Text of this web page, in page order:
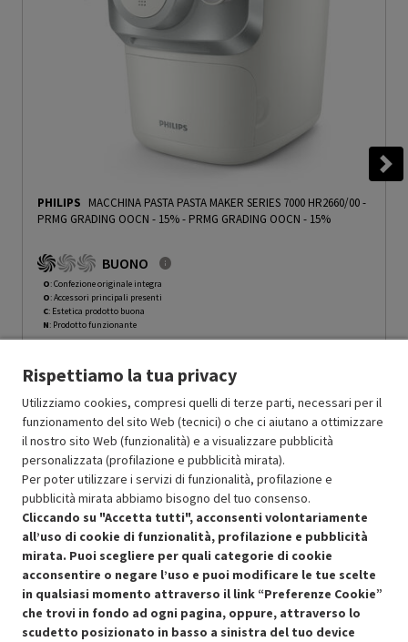
PHILIPS MACCHINA PASTA PASTA MAKER SERIES 7000 HR2660/00 -
PRMG GRADING OOCN - 15%- PRMG GRADING OOCN - 15%
BUONO
O: Confezione originale integra
O: Accessori principali presenti
C: Estetica prodotto buona
N: Prodotto funzionante
Ricondizionato Prezzo ridotto da
254.99a-30%
In Promozione 178.49
Aggiungi al carrello
SCONTO RICONDIZIONATI
Approfitta dello sconto del 30% sul prodotto ricondizionato.
Rispettiamo la tua privacy
Utilizziamo cookies, compresi quelli di terze parti, necessari per il
funzionamento del sito Web (tecnici) o che ci aiutano a ottimizzare
il nostro sito Web (funzionalità) e a visualizzare pubblicità
personalizzata (profilazione e pubblicità mirata).
Per poter utilizzare i servizi di funzionalità, profilazione e
pubblicità mirata abbiamo bisogno del tuo consenso.
Cliccando su "Accetta tutti", acconsenti volontariamente
all’uso di cookie di funzionalità, profilazione e pubblicità
mirata. Puoi scegliere per quali categorie di cookie
acconsentire o negare l’uso e puoi modificare le tue scelte
in qualsiasi momento attraverso il link “Preferenze Cookie”
che trovi in fondo ad ogni pagina, oppure, attraverso lo
scudetto posizionato in basso a sinistra del tuo device